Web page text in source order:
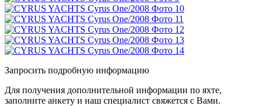
Запросить подробную информацию
Для получения дополнительной информации по яхте,
заполните анкету и наш специалист свяжется с Вами.